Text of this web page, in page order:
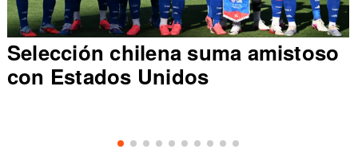
Selección chilena suma amistoso
con Estados Unidos